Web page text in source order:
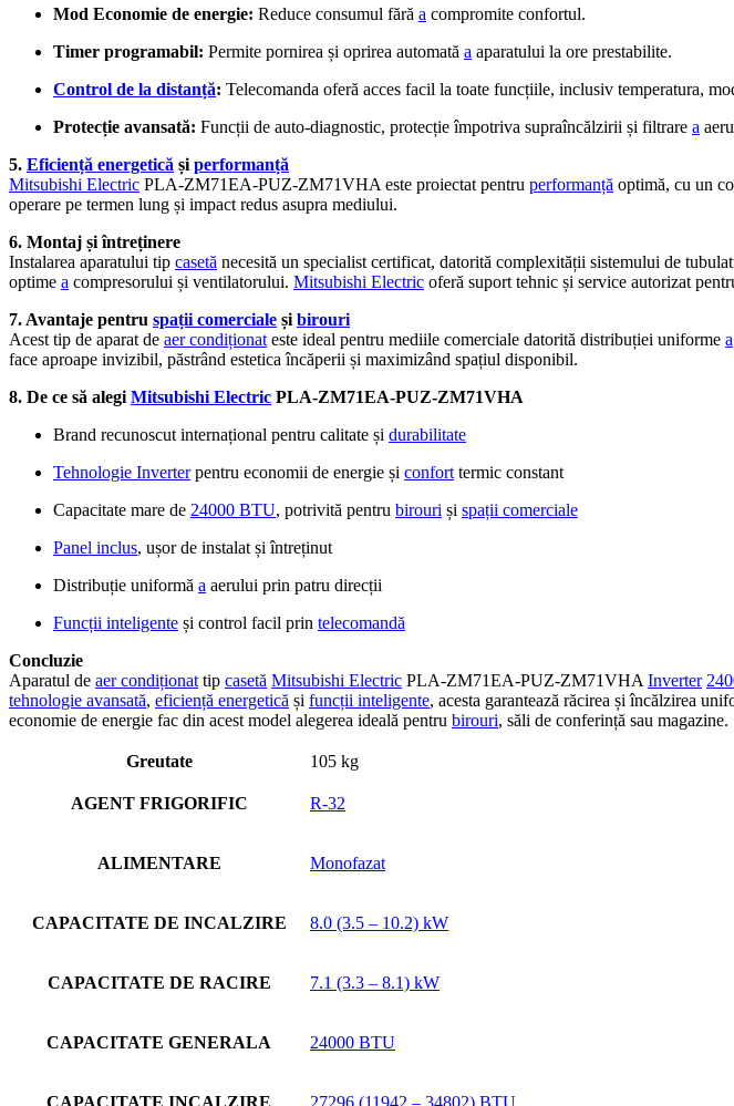
Mod Economie de energie: Reduce consumul fără a compromite confortul.
Timer programabil: Permite pornirea și oprirea automată a aparatului la ore prestabilite.
Control de la distanță: Telecomanda oferă acces facil la toate funcțiile, inclusiv temperatura,
Protecție avansată: Funcții de auto-diagnostic, protecție împotriva supraîncălzirii și filtrare a
5. Eficiență energetică și performanță
Mitsubishi Electric PLA-ZM71EA-PUZ-ZM71VHA este proiectat pentru performanță optimă, cu un
operare pe termen lung și impact redus asupra mediului.
6. Montaj și întreținere
Instalarea aparatului tip casetă necesită un specialist certificat, datorită complexității sistemului de
optime a compresorului și ventilatorului. Mitsubishi Electric oferă suport tehnic și service autorizat
7. Avantaje pentru spații comerciale și birouri
Acest tip de aparat de aer condiționat este ideal pentru mediile comerciale datorită distribuției uniforme a
face aproape invizibil, păstrând estetica încăperii și maximizând spațiul disponibil.
8. De ce să alegi Mitsubishi Electric PLA-ZM71EA-PUZ-ZM71VHA
Brand recunoscut internațional pentru calitate și durabilitate
Tehnologie Inverterpentru economii de energie și confort termic constant
Capacitate mare de 24000 BTU, potrivită pentru birouri și spații comerciale
Panel inclus, ușor de instalat și întreținut
Distribuție uniformă a aerului prin patru direcții
Funcții inteligente și control facil prin telecomandă
Concluzie
Aparatul de aer condiționat tip casetă Mitsubishi Electric PLA-ZM71EA-PUZ-ZM71VHA Inverter
tehnologie avansată, eficiență energetică și funcții inteligente, acesta garantează răcirea și încălzirea
economie de energie fac din acest model alegerea ideală pentru birouri, săli de conferință sau magazine.
Greutate 105 kg
AGENT FRIGORIFIC R-32
ALIMENTARE Monofazat
CAPACITATE DE INCALZIRE 8.0 (3.5 – 10.2) kW
CAPACITATE DE RACIRE 7.1 (3.3 – 8.1) kW
CAPACITATE GENERALA 24000 BTU
CAPACITATE INCALZIRE 27296 (11942 – 34802) BTU